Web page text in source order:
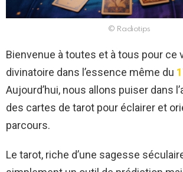
© Radiotips
Bienvenue à toutes et à tous pour ce
divinatoire dans l’essence même du
Aujourd’hui, nous allons puiser dans
des cartes de tarot pour éclairer et
parcours.
Le tarot, riche d’une sagesse